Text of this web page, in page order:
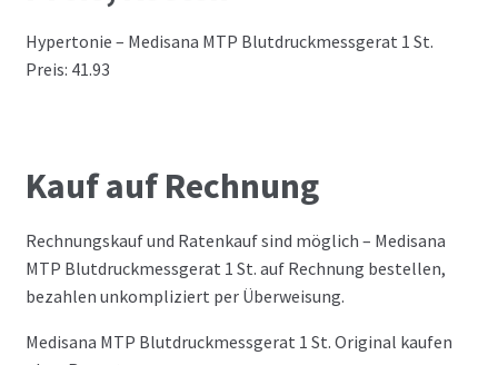
Hypertonie – Medisana MTP Blutdruckmessgerat 1 St.
Preis: 41.93
Kauf auf Rechnung
Rechnungskauf und Ratenkauf sind möglich – Medisana
MTP Blutdruckmessgerat 1 St. auf Rechnung bestellen,
bezahlen unkompliziert per Überweisung.
Medisana MTP Blutdruckmessgerat 1 St. Original kaufen